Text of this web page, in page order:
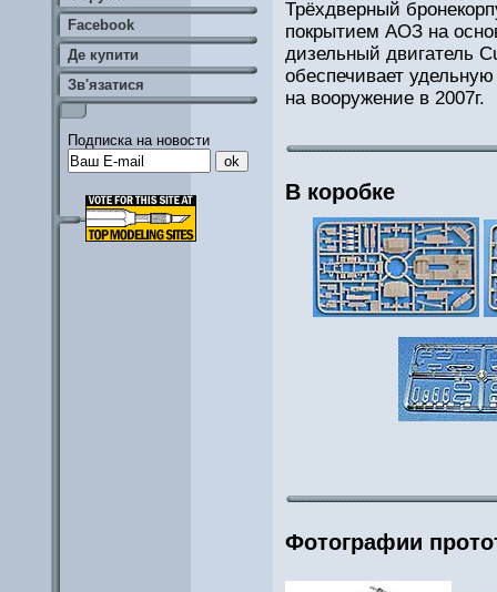
Трёхдверный
покрытием АОЗ на
дизельный двигатель
обеспечивает
на вооружение в 2007г.
В коробке
Фотографии
Facebook
Де купити
Зв'язатися
Подписка на новости